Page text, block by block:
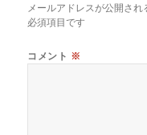
メールアドレスが公開され
必須項目です
コメント ※